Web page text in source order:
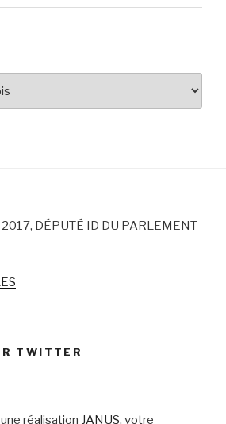
DÉPUTÉ ID DU PARLEMENT
TWITTER
réalisation JANUS, votre